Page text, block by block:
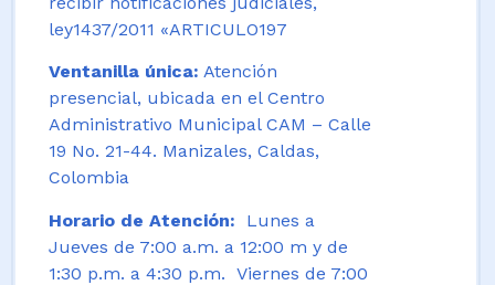
ley1437/2011 «ARTICULO197
Ventanilla única: Atención
presencial, ubicada en el Centro
Administrativo Municipal CAM – Calle
19 No. 21-44. Manizales, Caldas,
Colombia
Horario de Atención:
Lunes a
Jueves de 7:00 a.m. a 12:00 m y de
1:30 p.m. a 4:30 p.m. Viernes de 7:00